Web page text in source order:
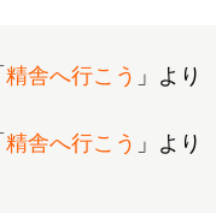
精舎へ行こう 」より
精舎へ行こう